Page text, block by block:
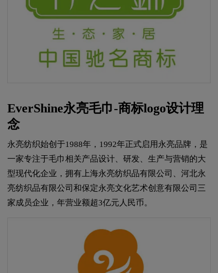
EverShine永亮毛巾-商标logo设计理
念
永亮纺织始创于1988年，1992年正式启用永亮品牌，是
一家专注于毛巾相关产品设计、研发、生产与营销的大
型现代化企业，拥有上海永亮纺织品有限公司、河北永
亮纺织品有限公司和保定永亮文化艺术创意有限公司三
家成员企业，年营业额超3亿元人民币。